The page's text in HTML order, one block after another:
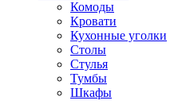
Комоды
Кровати
Кухонные уголки
Столы
Стулья
Тумбы
Шкафы